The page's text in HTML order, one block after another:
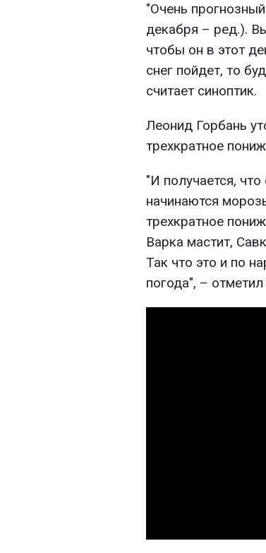
"Очень
декабря – ред.).
чтобы он в этот
снег пойдет, то
считает синоптик.
Леонид Горбань
трехкратное
"И получается,
начинаются
трехкратное
Варка мастит,
Так что это и по
погода", –